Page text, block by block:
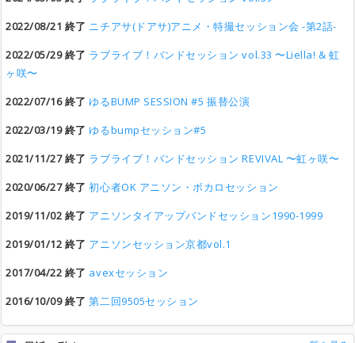
2022/08/21 終了 ニチアサ(ドアサ)アニメ・特撮セッション会 -第2話-
2022/05/29 終了 ラブライブ！バンドセッション vol.33 〜Liella! & 虹
ヶ咲〜
2022/07/16 終了 ゆるBUMP SESSION #5 振替公演
2022/03/19 終了 ゆるbumpセッション#5
2021/11/27 終了 ラブライブ！バンドセッション REVIVAL 〜虹ヶ咲〜
2020/06/27 終了 初心者OK アニソン・ボカロセッション
2019/11/02 終了 アニソンタイアップバンドセッション1990-1999
2019/01/12 終了 アニソンセッション京都vol.1
2017/04/22 終了 avexセッション
2016/10/09 終了 第二回9505セッション